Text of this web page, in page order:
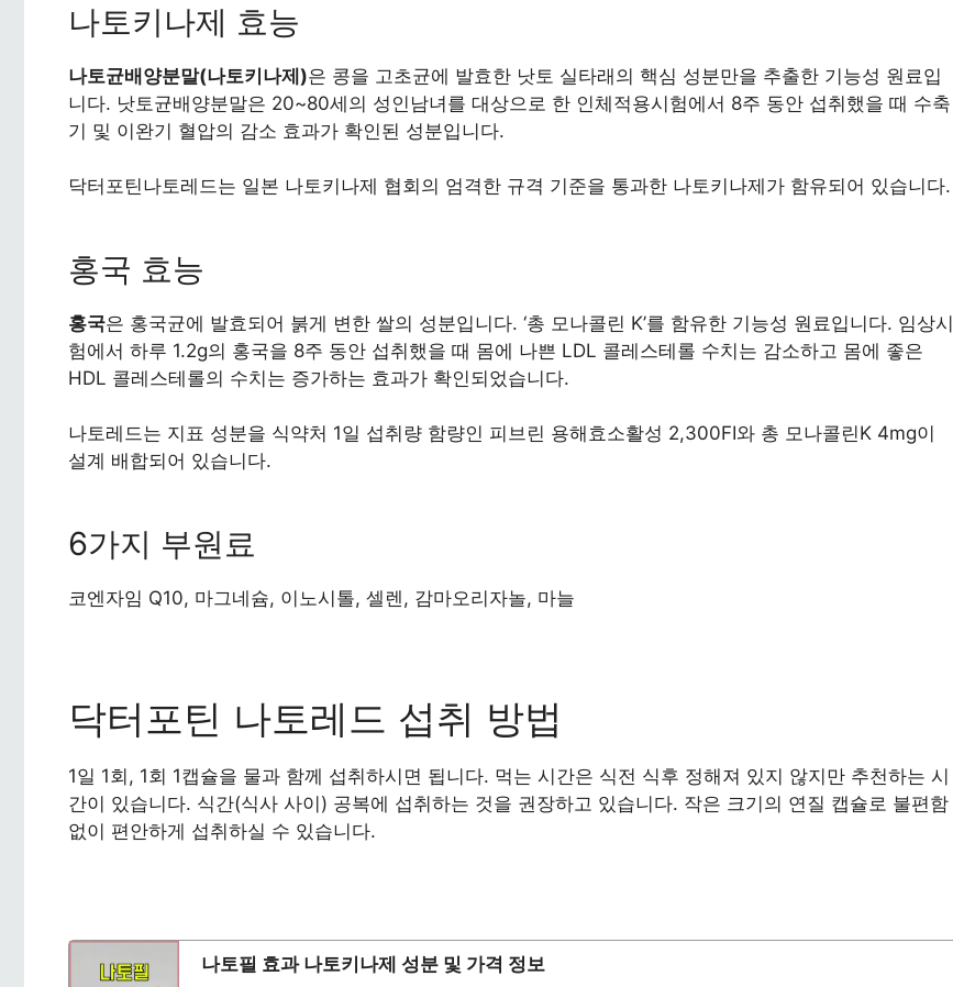
나토키나제 효능
나토균배양분말(나토키나제)은 콩을 고초균에 발효한 낫토 실타래의 핵심 성분만을 추출한 기능성 원료입
니다. 낫토균배양분말은 20~80세의 성인남녀를 대상으로 한 인체적용시험에서 8주 동안 섭취했을 때 수축
기 및 이완기 혈압의 감소 효과가 확인된 성분입니다.
닥터포틴나토레드는 일본 나토키나제 협회의 엄격한 규격 기준을 통과한 나토키나제가 함유되어 있습니다.
홍국 효능
홍국은 홍국균에 발효되어 붉게 변한 쌀의 성분입니다. ‘총 모나콜린 K’를 함유한 기능성 원료입니다. 임상시
험에서 하루 1.2g의 홍국을 8주 동안 섭취했을 때 몸에 나쁜 LDL 콜레스테롤 수치는 감소하고 몸에 좋은
HDL 콜레스테롤의 수치는 증가하는 효과가 확인되었습니다.
나토레드는 지표 성분을 식약처 1일 섭취량 함량인 피브린 용해효소활성 2,300FI와 총 모나콜린K 4mg이
설계 배합되어 있습니다.
6가지 부원료
코엔자임 Q10, 마그네슘, 이노시톨, 셀렌, 감마오리자놀, 마늘
닥터포틴 나토레드 섭취 방법
1일 1회, 1회 1캡슐을 물과 함께 섭취하시면 됩니다. 먹는 시간은 식전 식후 정해져 있지 않지만 추천하는 시
간이 있습니다. 식간(식사 사이) 공복에 섭취하는 것을 권장하고 있습니다. 작은 크기의 연질 캡슐로 불편함
없이 편안하게 섭취하실 수 있습니다.
나토필 효과 나토키나제 성분 및 가격 정보